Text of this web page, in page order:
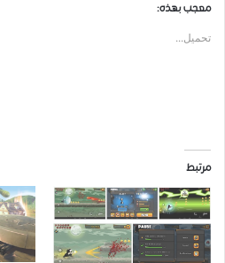
معجب بهذه:
تحميل...
مرتبط